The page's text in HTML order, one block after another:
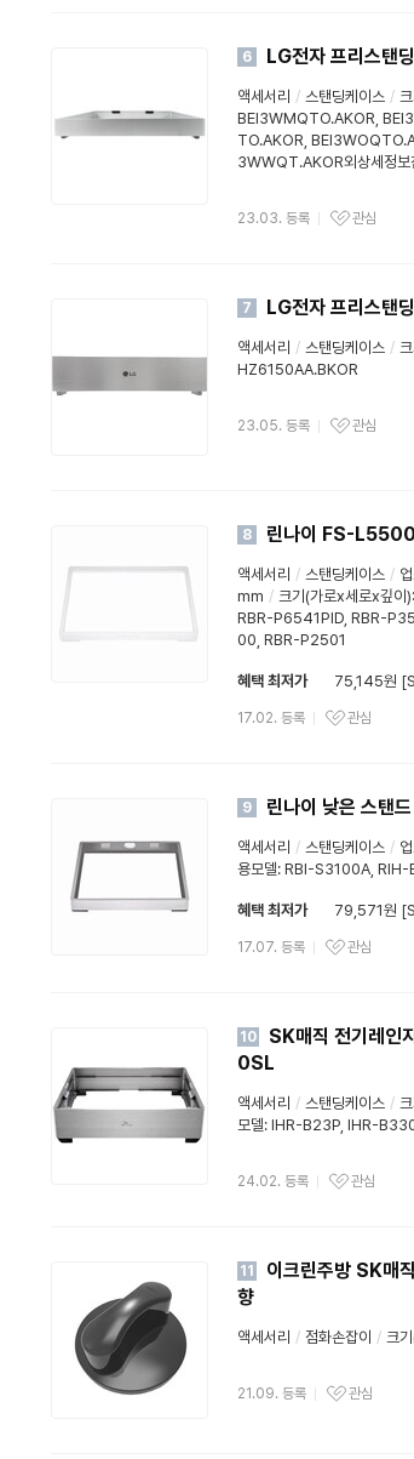
6 LG전자 프리스
액세서리 / 스탠딩케이스 /
BEI3WMQTO.AKOR,
TO.AKOR,
3WWQT.AKOR외상세정보
23.03. 등록 관심
7 LG전자 프리스
액세서리 / 스탠딩케이스 /
HZ6150AA.BKOR
23.05. 등록 관심
8 린나이 FS-
액세서리 / 스탠딩케이스 /
mm / 크기(가로x세로x깊
RBR-P6541PID, RBR-
00, RBR-P2501
혜택 최저가 75,145원
17.02. 등록 관심
9 린나이 낮은 스탠
액세서리 / 스탠딩케이스 /
용모델: RBI-S3100A,
혜택 최저가 79,571원
17.07. 등록 관심
10
SK매직 전기레인
0SL
액세서리 / 스탠딩케이스 /
모델: IHR-B23P, IHR-
24.02. 등록 관심
11
이크린주방 SK매
향
액세서리 / 점화손잡이 / 크
21.09. 등록 관심